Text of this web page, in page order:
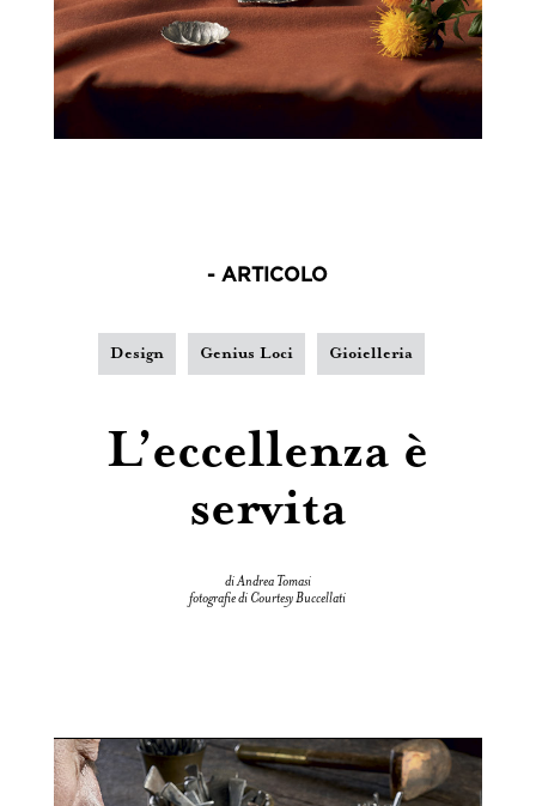
- ARTICOLO
Design Genius Loci Gioielleria
L’eccellenza è
servita
di Andrea Tomasi
fotografie di Courtesy Buccellati